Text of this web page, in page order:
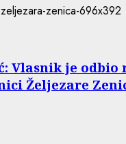
Vlasnik je odbio
Željezare